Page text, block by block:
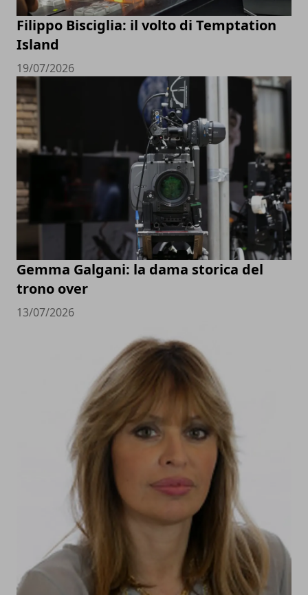
Filippo Bisciglia: il volto di Temptation
Island
19/07/2026
Gemma Galgani: la dama storica del
trono over
13/07/2026